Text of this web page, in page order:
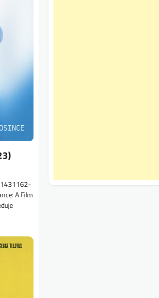
A Film